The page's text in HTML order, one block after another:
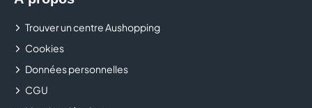
Trouver un centre Aushopping
Cookies
Données personnelles
CGU